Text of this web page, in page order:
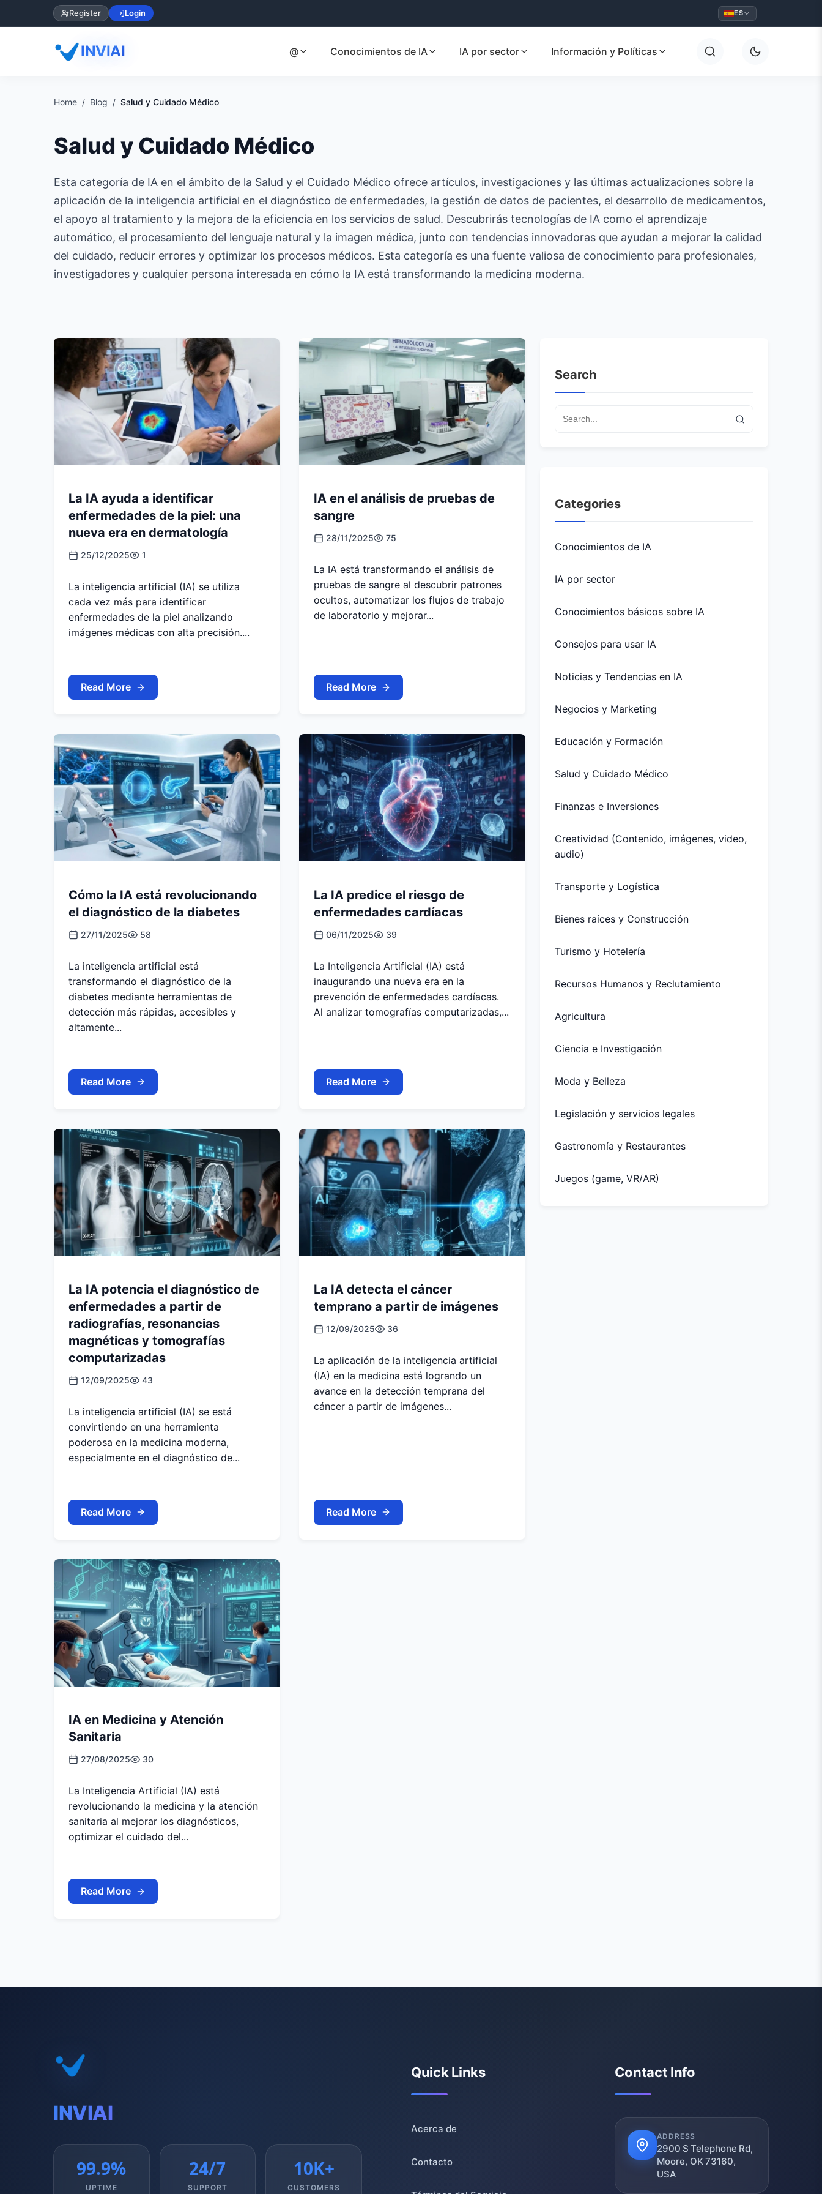
Register Login ES
INVIAI @ Conocimientos de IA IA por sector Información y Políticas
Home Blog Salud y Cuidado Médico
Salud y Cuidado Médico
Esta categoría de IA en el ámbito de la Salud y el Cuidado Médico ofrece artículos, investigaciones y las últimas actualizaciones sobre la
aplicación de la inteligencia artificial en el diagnóstico de enfermedades, la gestión de datos de pacientes, el desarrollo de medicamentos,
el apoyo al tratamiento y la mejora de la eficiencia en los servicios de salud. Descubrirás tecnologías de IA como el aprendizaje
automático, el procesamiento del lenguaje natural y la imagen médica, junto con tendencias innovadoras que ayudan a mejorar la calidad
del cuidado, reducir errores y optimizar los procesos médicos. Esta categoría es una fuente valiosa de conocimiento para profesionales,
investigadores y cualquier persona interesada en cómo la IA está transformando la medicina moderna.
La IA ayuda a identificar
enfermedades de la piel: una
nueva era en dermatología
25/12/2025 1
La inteligencia artificial (IA) se utiliza
cada vez más para identificar
enfermedades de la piel analizando
imágenes médicas con alta precisión....
Read More
IA en el análisis de pruebas de
sangre
28/11/2025 75
La IA está transformando el análisis de
pruebas de sangre al descubrir patrones
ocultos, automatizar los flujos de trabajo
de laboratorio y mejorar...
Read More
Cómo la IA está revolucionando
el diagnóstico de la diabetes
27/11/2025 58
La inteligencia artificial está
transformando el diagnóstico de la
diabetes mediante herramientas de
detección más rápidas, accesibles y
altamente...
Read More
La IA predice el riesgo de
enfermedades cardíacas
06/11/2025 39
La Inteligencia Artificial (IA) está
inaugurando una nueva era en la
prevención de enfermedades cardíacas.
Al analizar tomografías computarizadas,...
Read More
La IA potencia el diagnóstico de
enfermedades a partir de
radiografías, resonancias
magnéticas y tomografías
computarizadas
12/09/2025 43
La inteligencia artificial (IA) se está
convirtiendo en una herramienta
poderosa en la medicina moderna,
especialmente en el diagnóstico de...
Read More
La IA detecta el cáncer
temprano a partir de imágenes
12/09/2025 36
La aplicación de la inteligencia artificial
(IA) en la medicina está logrando un
avance en la detección temprana del
cáncer a partir de imágenes...
Read More
IA en Medicina y Atención
Sanitaria
27/08/2025 30
La Inteligencia Artificial (IA) está
revolucionando la medicina y la atención
sanitaria al mejorar los diagnósticos,
optimizar el cuidado del...
Read More
Search
Categories
Conocimientos de IA
IA por sector
Conocimientos básicos sobre IA
Consejos para usar IA
Noticias y Tendencias en IA
Negocios y Marketing
Educación y Formación
Salud y Cuidado Médico
Finanzas e Inversiones
Creatividad (Contenido, imágenes, video,
audio)
Transporte y Logística
Bienes raíces y Construcción
Turismo y Hotelería
Recursos Humanos y Reclutamiento
Agricultura
Ciencia e Investigación
Moda y Belleza
Legislación y servicios legales
Gastronomía y Restaurantes
Juegos (game, VR/AR)
INVIAI
99.9%
UPTIME
24/7
SUPPORT
10K+
CUSTOMERS
Quick Links
Acerca de
Contacto
Contact Info
ADDRESS
2900 S Telephone Rd,
Moore, OK 73160,
USA